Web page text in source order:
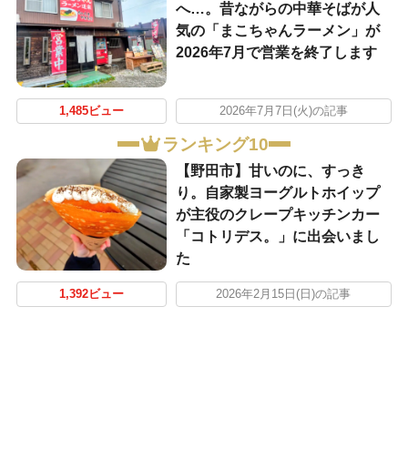
へ…。昔ながらの中華そばが人
気の「まこちゃんラーメン」が
2026年7月で営業を終了します
1,485ビュー 2026年7月7日(火)の記事
ランキング10
【野田市】甘いのに、すっき
り。自家製ヨーグルトホイップ
が主役のクレープキッチンカー
「コトリデス。」に出会いまし
た
1,392ビュー 2026年2月15日(日)の記事